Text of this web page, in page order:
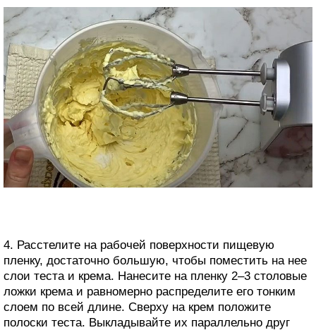
4. Расстелите на рабочей поверхности пищевую
пленку, достаточно большую, чтобы поместить на нее
слои теста и крема. Нанесите на пленку 2–3 столовые
ложки крема и равномерно распределите его тонким
слоем по всей длине. Сверху на крем положите
полоски теста. Выкладывайте их параллельно друг